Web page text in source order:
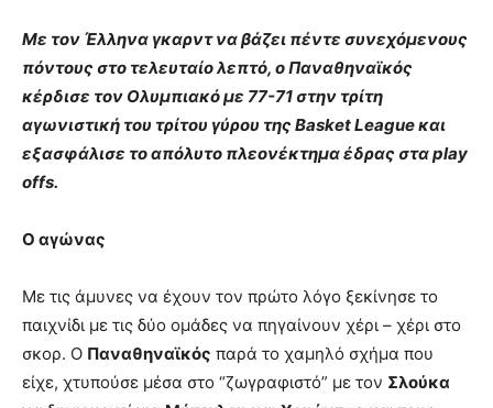
Με τον Έλληνα γκαρντ να βάζει πέντε συνεχόμενους
πόντους στο τελευταίο λεπτό, ο Παναθηναϊκός
κέρδισε τον Ολυμπιακό με 77-71 στην τρίτη
αγωνιστική του τρίτου γύρου της Basket League και
εξασφάλισε το απόλυτο πλεονέκτημα έδρας στα play
offs.
Ο αγώνας
Με τις άμυνες να έχουν τον πρώτο λόγο ξεκίνησε το
παιχνίδι με τις δύο ομάδες να πηγαίνουν χέρι – χέρι στο
σκορ. Ο Παναθηναϊκός παρά το χαμηλό σχήμα που
είχε, χτυπούσε μέσα στο “ζωγραφιστό” με τον Σλούκα